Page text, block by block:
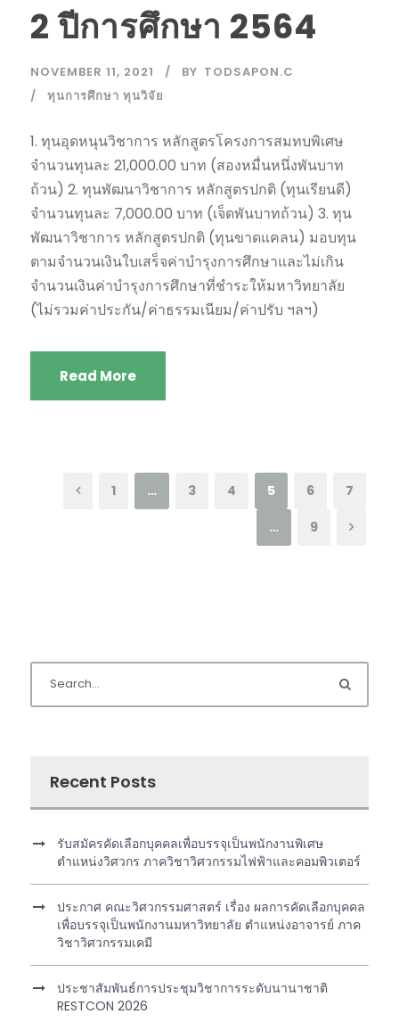
2 ปีการศึกษา 2564
NOVEMBER 11, 2021 BY TODSAPON.C
ทุนการศึกษา ทุนวิจัย
1. ทุนอุดหนุนวิชาการ หลักสูตรโครงการสมทบพิเศษ
จำนวนทุนละ 21,000.00 บาท (สองหมื่นหนึ่งพันบาท
ถ้วน) 2. ทุนพัฒนาวิชาการ หลักสูตรปกติ (ทุนเรียนดี)
จำนวนทุนละ 7,000.00 บาท (เจ็ดพันบาทถ้วน) 3. ทุน
พัฒนาวิชาการ หลักสูตรปกติ (ทุนขาดแคลน) มอบทุน
ตามจำนวนเงินใบเสร็จค่าบำรุงการศึกษาและไม่เกิน
จำนวนเงินค่าบำรุงการศึกษาที่ชำระให้มหาวิทยาลัย
(ไม่รวมค่าประกัน/ค่าธรรมเนียม/ค่าปรับ ฯลฯ)
Read More
1 … 3 4 5 6 7
… 9
Recent Posts
รับสมัครคัดเลือกบุคคลเพื่อบรรจุเป็นพนักงานพิเศษ
ตำแหน่งวิศวกร ภาควิชาวิศวกรรมไฟฟ้าและคอมพิวเตอร์
ประกาศ คณะวิศวกรรมศาสตร์ เรื่อง ผลการคัดเลือกบุคคล
เพื่อบรรจุเป็นพนักงานมหาวิทยาลัย ตำแหน่งอาจารย์ ภาค
วิชาวิศวกรรมเคมี
ประชาสัมพันธ์การประชุมวิชาการระดับนานาชาติ
RESTCON 2026